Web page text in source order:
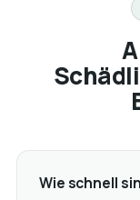
Wie schnell